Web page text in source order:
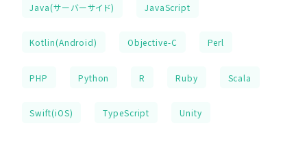
Java(サーバーサイド) JavaScript
Kotlin(Android) Objective-C Perl
PHP Python R Ruby Scala
Swift(iOS) TypeScript Unity